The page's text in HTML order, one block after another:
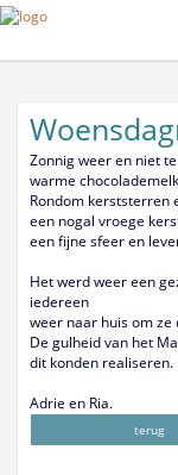
Zonnig weer en niet
warme
Rondom kerststerren
een nogal vroege
een fijne sfeer en
Het werd weer een
iedereen
weer naar huis om ze
De gulheid van het
dit konden realiseren.
Adrie en Ria.
terug